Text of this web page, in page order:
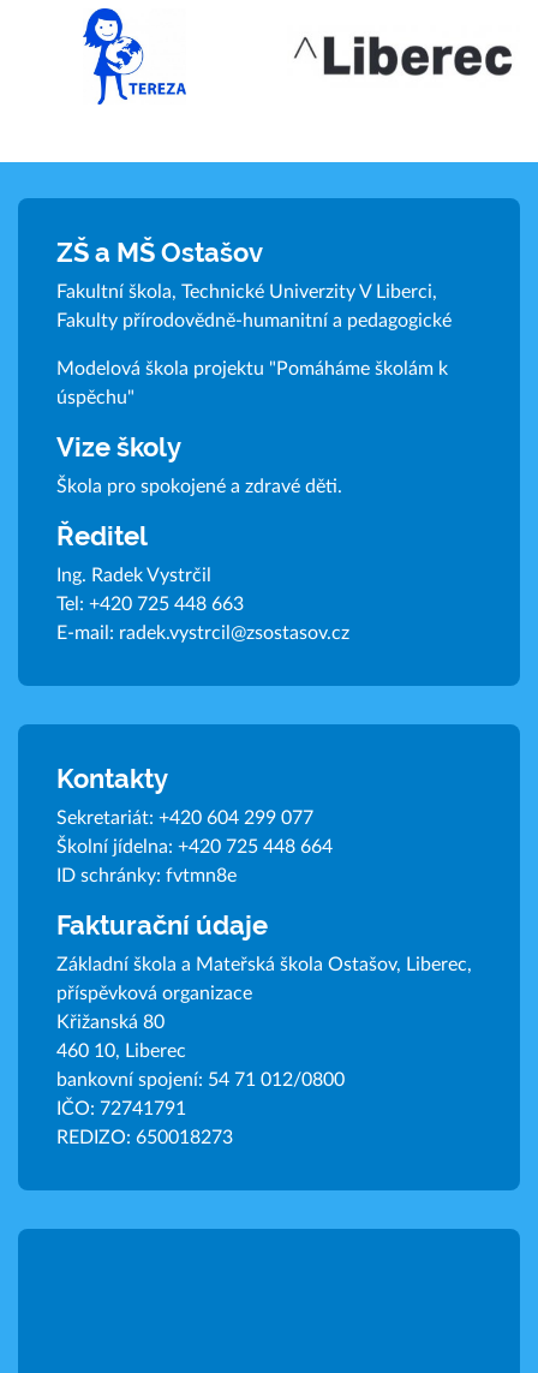
ZŠ a MŠ Ostašov
Fakultní škola, Technické Univerzity V Liberci,
Fakulty přírodovědně-humanitní a pedagogické
Modelová škola projektu "Pomáháme školám k
úspěchu"
Vize školy
Škola pro spokojené a zdravé děti.
Ředitel
Ing. Radek Vystrčil
Tel: +420 725 448 663
E-mail: radek.vystrcil@zsostasov.cz
Kontakty
Sekretariát: +420 604 299 077
Školní jídelna: +420 725 448 664
ID schránky: fvtmn8e
Fakturační údaje
Základní škola a Mateřská škola Ostašov, Liberec,
příspěvková organizace
Křižanská 80
460 10, Liberec
bankovní spojení: 54 71 012/0800
IČO: 72741791
REDIZO: 650018273